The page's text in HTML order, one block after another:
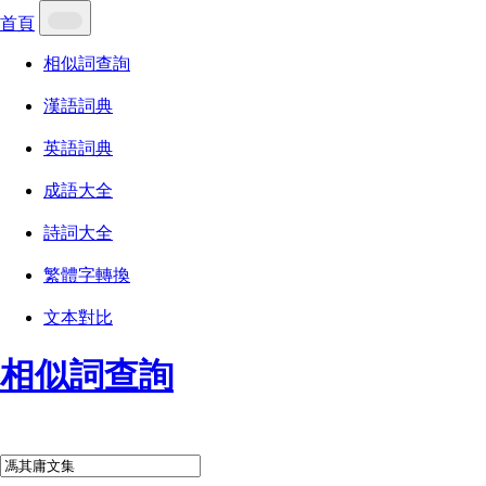
首頁
相似詞查詢
漢語詞典
英語詞典
成語大全
詩詞大全
繁體字轉換
文本對比
相似詞查詢